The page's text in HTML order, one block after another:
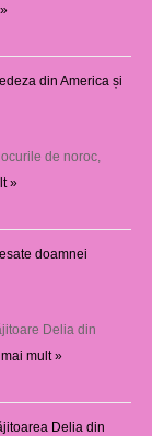
din America și
de noroc,
»
doamnei
Delia din
mult »
Delia din